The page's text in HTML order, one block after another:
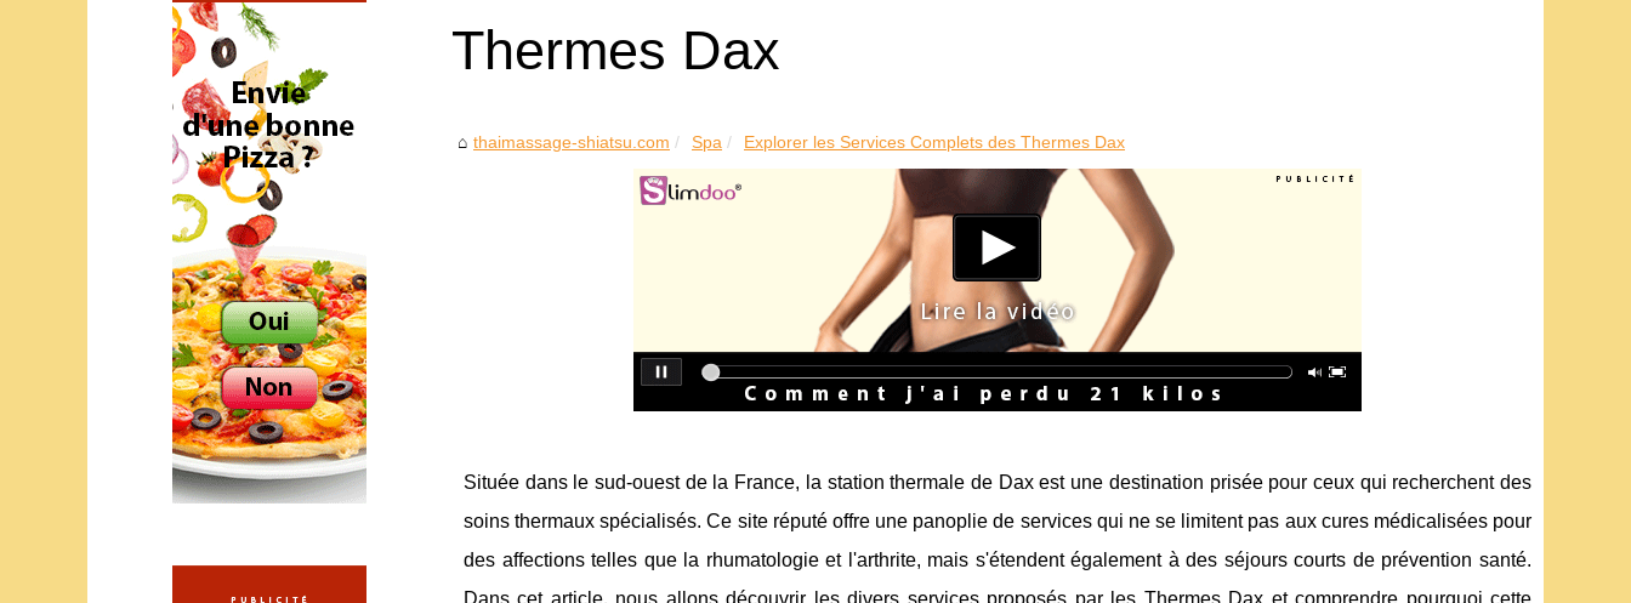
Thermes Dax
thaimassage-shiatsu.com Spa Explorer les Services Complets des Thermes Dax
Située dans le sud-ouest de la France, la station thermale de Dax est une destination prisée pour ceux qui recherchent des
soins thermaux spécialisés. Ce site réputé offre une panoplie de services qui ne se limitent pas aux cures médicalisées pour
des affections telles que la rhumatologie et l'arthrite, mais s'étendent également à des séjours courts de prévention santé.
Dans cet article, nous allons découvrir les divers services proposés par les Thermes Dax et comprendre pourquoi cette